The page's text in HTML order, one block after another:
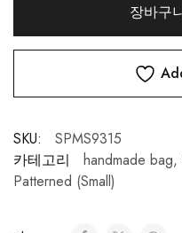
장바구
SKU:
SPMS9315
카테고리
handmade bag,
Patterned (Small)